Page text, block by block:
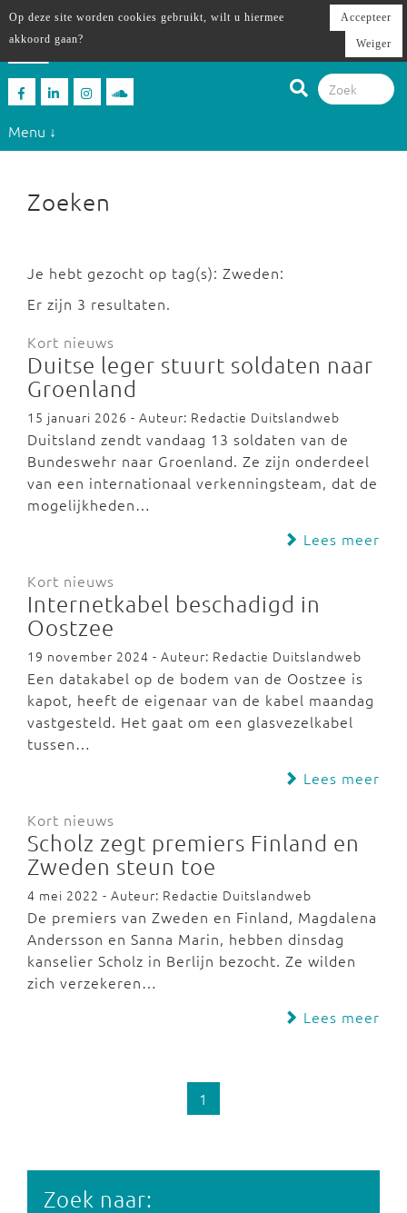
Menu ↓
Zoeken
Je hebt gezocht op tag(s): Zweden:
Er zijn 3 resultaten.
Kort nieuws
Duitse leger stuurt soldaten naar
Groenland
15 januari 2026 - Auteur: Redactie Duitslandweb
Duitsland zendt vandaag 13 soldaten van de
Bundeswehr naar Groenland. Ze zijn onderdeel
van een internationaal verkenningsteam, dat de
mogelijkheden…
Lees meer
Kort nieuws
Internetkabel beschadigd in
Oostzee
19 november 2024 - Auteur: Redactie Duitslandweb
Een datakabel op de bodem van de Oostzee is
kapot, heeft de eigenaar van de kabel maandag
vastgesteld. Het gaat om een glasvezelkabel
tussen…
Lees meer
Kort nieuws
Scholz zegt premiers Finland en
Zweden steun toe
4 mei 2022 - Auteur: Redactie Duitslandweb
De premiers van Zweden en Finland, Magdalena
Andersson en Sanna Marin, hebben dinsdag
kanselier Scholz in Berlijn bezocht. Ze wilden
zich verzekeren…
Lees meer
1
Zoek naar:
Op deze site worden cookies gebruikt, wilt u hiermee
akkoord gaan?
Accepteer
Weiger